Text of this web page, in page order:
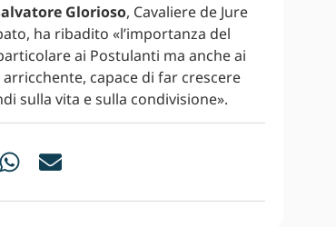
Glorioso, Cavaliere de Jure
ha ribadito «l’importanza del
ai Postulanti ma anche ai
capace di far crescere
sulla vita e sulla condivisione».